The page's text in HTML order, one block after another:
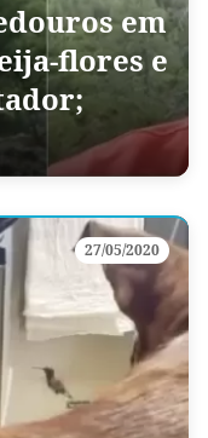
em
flores e
27/05/2020